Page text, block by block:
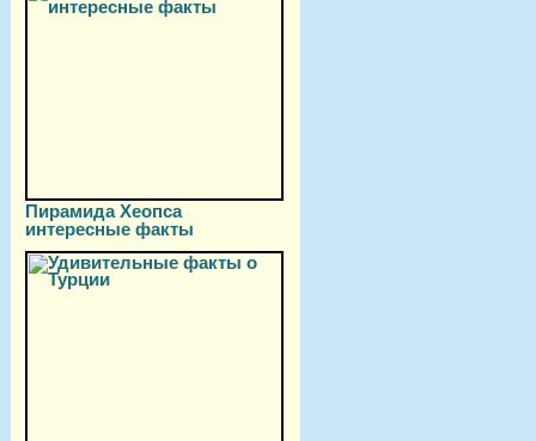
Пирамида Хеопса
интересные факты